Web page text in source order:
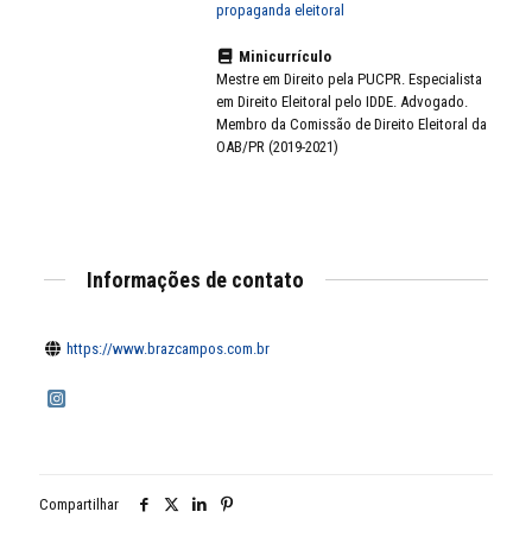
propaganda eleitoral
Minicurrículo
Mestre em Direito pela PUCPR. Especialista
em Direito Eleitoral pelo IDDE. Advogado.
Membro da Comissão de Direito Eleitoral da
OAB/PR (2019-2021)
Informações de contato
https://www.brazcampos.com.br
Compartilhar